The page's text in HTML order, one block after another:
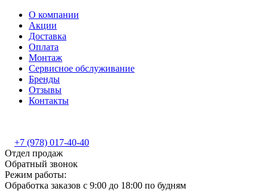
О компании
Акции
Доставка
Оплата
Монтаж
Сервисное обслуживание
Бренды
Отзывы
Контакты
+7 (978) 017-40-40
Отдел продаж
Обратный звонок
Режим работы:
Обработка заказов с 9:00 до 18:00 по будням